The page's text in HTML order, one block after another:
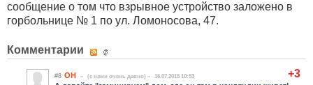
сообщение о том что взрывное устройство заложено в
горбольнице № 1 по ул. Ломоносова, 47.
Комментарии
+3
#8 ОН (c нами очень давно) 16.07.2015 10:53